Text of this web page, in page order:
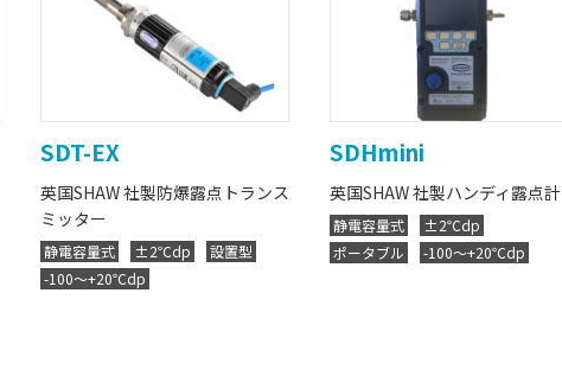
SDT-EX
英国SHAW 社製防爆露点トランス
ミッター
静電容量式 ±2℃dp
設置型
-100～+20℃dp
SDHmini
英国SHAW 社製ハンディ露点計
静電容量式
±2℃dp
ポータブル
-100～+20℃dp